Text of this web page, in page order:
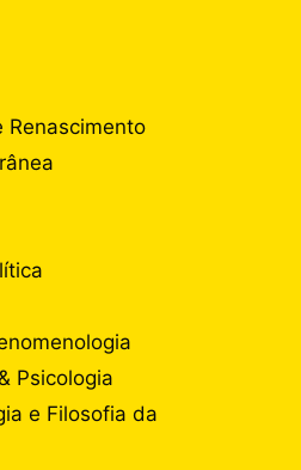
Renascimento
Psicologia
e Filosofia da